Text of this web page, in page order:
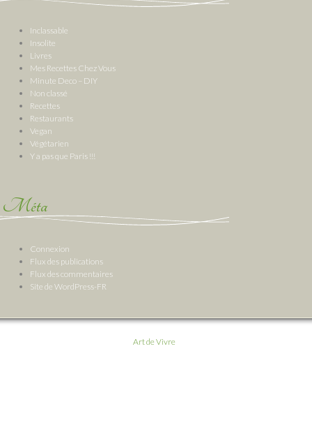
Inclassable
Insolite
Livres
Mes Recettes Chez Vous
Minute Deco – DIY
Non classé
Recettes
Restaurants
Vegan
Végétarien
Y a pas que Paris !!!
Méta
Connexion
Flux des publications
Flux des commentaires
Site de WordPress-FR
Art de Vivre